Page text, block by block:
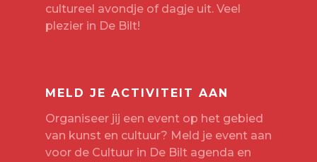
cultureel avondje of dagje uit. Veel
plezier in De Bilt!
MELD JE ACTIVITEIT AAN
Organiseer jij een event op het gebied
van kunst en cultuur? Meld je event aan
voor de Cultuur in De Bilt agenda en